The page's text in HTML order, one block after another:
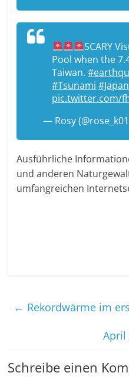
SCARY
Pool when the
Taiwan.
#Tsunami #Japan
pic.twitter.com/
— Rosy
Ausführliche
und anderen
umfangreichen
← Rekordwärme im
April
Schreibe einen